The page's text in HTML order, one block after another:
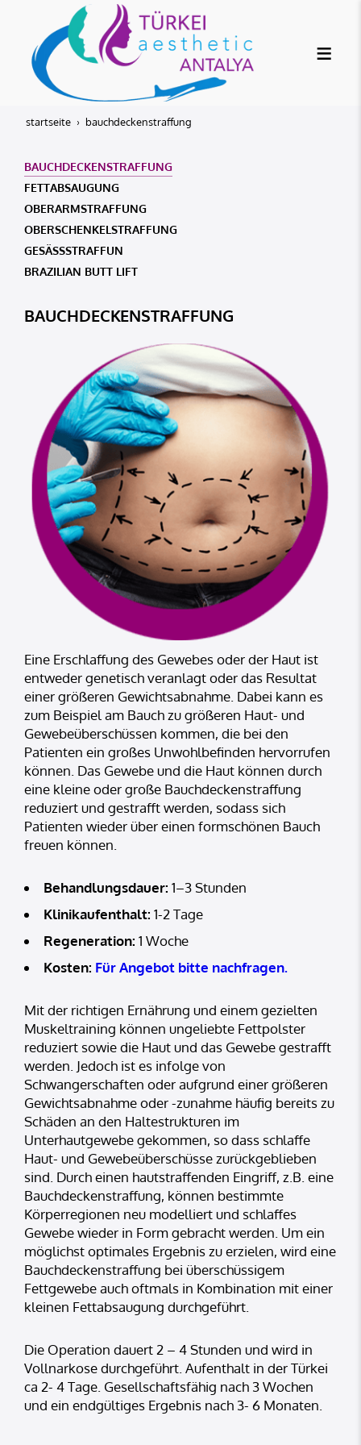
startseite bauchdeckenstraffung
BAUCHDECKENSTRAFFUNG
FETTABSAUGUNG
OBERARMSTRAFFUNG
OBERSCHENKELSTRAFFUNG
GESÄSSSTRAFFUN
BRAZILIAN BUTT LIFT
BAUCHDECKENSTRAFFUNG
Eine Erschlaffung des Gewebes oder der Haut ist
entweder genetisch veranlagt oder das Resultat
einer größeren Gewichtsabnahme. Dabei kann es
zum Beispiel am Bauch zu größeren Haut- und
Gewebeüberschüssen kommen, die bei den
Patienten ein großes Unwohlbefinden hervorrufen
können. Das Gewebe und die Haut können durch
eine kleine oder große Bauchdeckenstraffung
reduziert und gestrafft werden, sodass sich
Patienten wieder über einen formschönen Bauch
freuen können.
Behandlungsdauer: 1–3 Stunden
Klinikaufenthalt: 1-2 Tage
Regeneration: 1 Woche
Kosten: Für Angebot bitte nachfragen.
Mit der richtigen Ernährung und einem gezielten
Muskeltraining können ungeliebte Fettpolster
reduziert sowie die Haut und das Gewebe gestrafft
werden. Jedoch ist es infolge von
Schwangerschaften oder aufgrund einer größeren
Gewichtsabnahme oder -zunahme häufig bereits zu
Schäden an den Haltestrukturen im
Unterhautgewebe gekommen, so dass schlaffe
Haut- und Gewebeüberschüsse zurückgeblieben
sind. Durch einen hautstraffenden Eingriff, z.B. eine
Bauchdeckenstraffung, können bestimmte
Körperregionen neu modelliert und schlaffes
Gewebe wieder in Form gebracht werden. Um ein
möglichst optimales Ergebnis zu erzielen, wird eine
Bauchdeckenstraffung bei überschüssigem
Fettgewebe auch oftmals in Kombination mit einer
kleinen Fettabsaugung durchgeführt.
Die Operation dauert 2 – 4 Stunden und wird in
Vollnarkose durchgeführt. Aufenthalt in der Türkei
ca 2- 4 Tage. Gesellschaftsfähig nach 3 Wochen
und ein endgültiges Ergebnis nach 3- 6 Monaten.